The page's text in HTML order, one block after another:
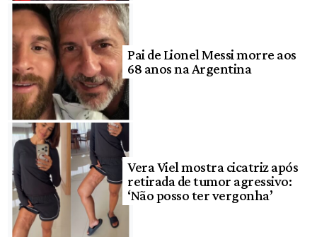
Pai de Lionel Messi morre aos
68 anos na Argentina
Vera Viel mostra cicatriz após
retirada de tumor agressivo:
‘Não posso ter vergonha’